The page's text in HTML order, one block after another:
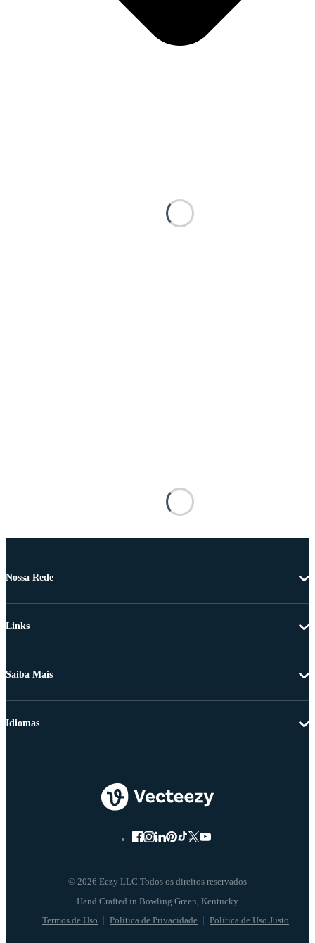
Nossa Rede
Links
Saiba Mais
© 2026 Eezy LLC Todos os direitos reservados
Termos de Uso Política de Privacidade Política de Uso Justo
Idiomas